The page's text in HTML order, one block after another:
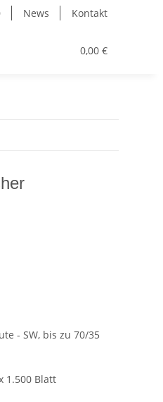
News Kontakt
0,00 €
- SW, bis zu 70/35
1.500 Blatt